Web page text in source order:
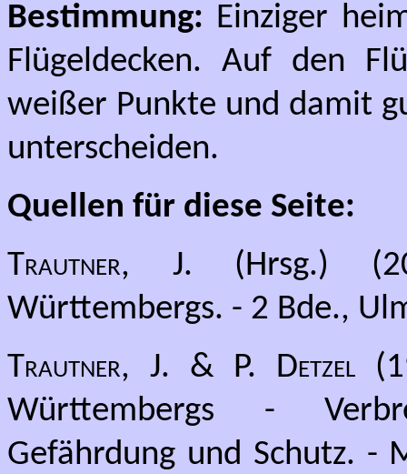
Bestimmung: Einziger
Flügeldecken. Auf den
weißer Punkte und damit
unterscheiden.
Quellen für diese Seite:
Trautner, J. (Hrsg.)
Württembergs. - 2 Bde.,
Trautner, J. & P. Detzel
Württembergs -
Gefährdung und Schutz. -